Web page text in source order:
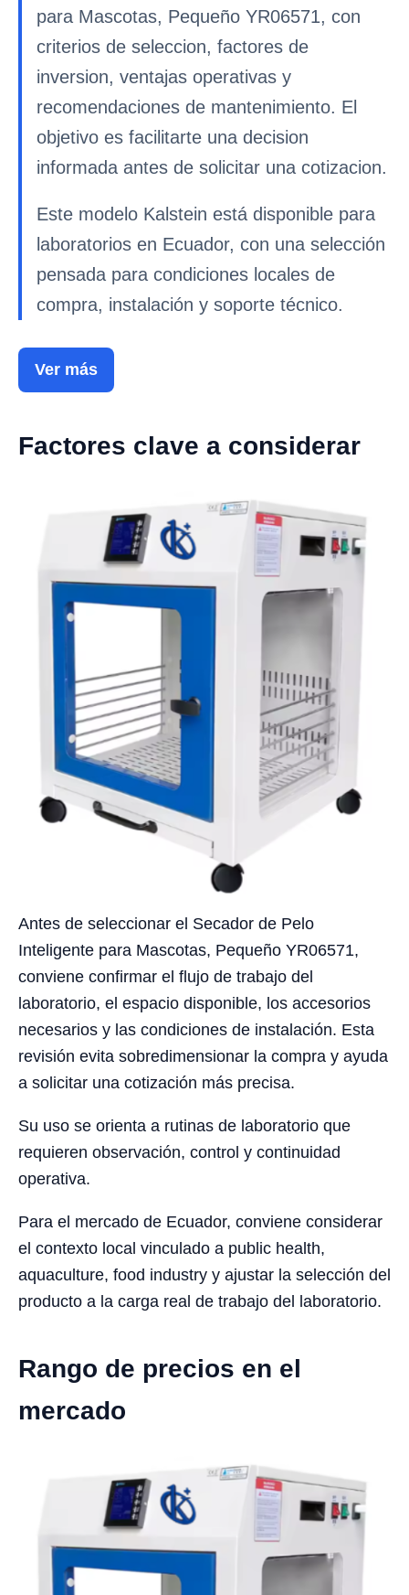
para Mascotas, Pequeño YR06571, con
criterios de seleccion, factores de
inversion, ventajas operativas y
recomendaciones de mantenimiento. El
objetivo es facilitarte una decision
informada antes de solicitar una cotizacion.
Este modelo Kalstein está disponible para
laboratorios en Ecuador, con una selección
pensada para condiciones locales de
compra, instalación y soporte técnico.
Ver más
Factores clave a considerar
Antes de seleccionar el Secador de Pelo
Inteligente para Mascotas, Pequeño YR06571,
conviene confirmar el flujo de trabajo del
laboratorio, el espacio disponible, los accesorios
necesarios y las condiciones de instalación. Esta
revisión evita sobredimensionar la compra y ayuda
a solicitar una cotización más precisa.
Su uso se orienta a rutinas de laboratorio que
requieren observación, control y continuidad
operativa.
Para el mercado de Ecuador, conviene considerar
el contexto local vinculado a public health,
aquaculture, food industry y ajustar la selección del
producto a la carga real de trabajo del laboratorio.
Rango de precios en el
mercado